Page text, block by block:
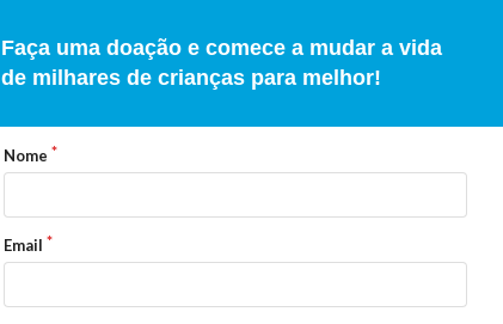
Faça uma doação e comece a mudar a vida
de milhares de crianças para melhor!
Nome
Email